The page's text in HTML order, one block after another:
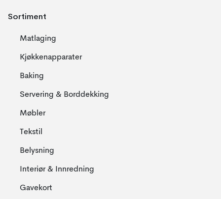
Sortiment
Matlaging
Kjøkkenapparater
Baking
Servering & Borddekking
Møbler
Tekstil
Belysning
Interiør & Innredning
Gavekort